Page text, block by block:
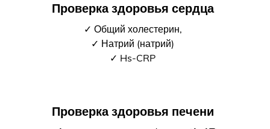
Проверка здоровья сердца
✓ Общий холестерин,
✓ Натрий (натрий)
✓ Hs-CRP
Проверка здоровья печени